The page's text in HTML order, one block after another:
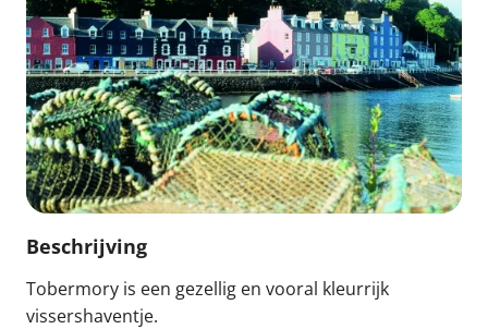
Beschrijving
Tobermory is een gezellig en vooral kleurrijk
vissershaventje.